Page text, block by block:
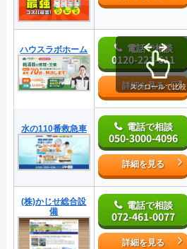
ハウスラボホーム 電話で相談
0120-221-611
詳細を見る
水の110番救急車 電話で相談
050-3000-4096
詳細を見る
(株)かじせ総合設
備
電話で相談
072-461-0077
詳細を見る
スクロールで比較